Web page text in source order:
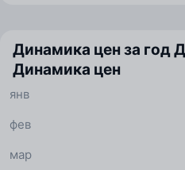
Динамика цен за год
Динамика цен
янв
фев
мар